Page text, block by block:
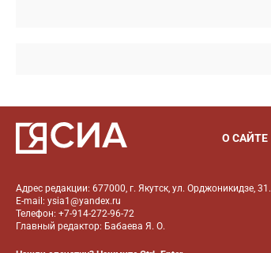
О САЙТЕ
Адрес редакции: 677000, г. Якутск, ул. Орджоникидзе, 31.
E-mail: ysia1@yandex.ru
Телефон: +7-914-272-96-72
Главный редактор: Бабаева Я. О.